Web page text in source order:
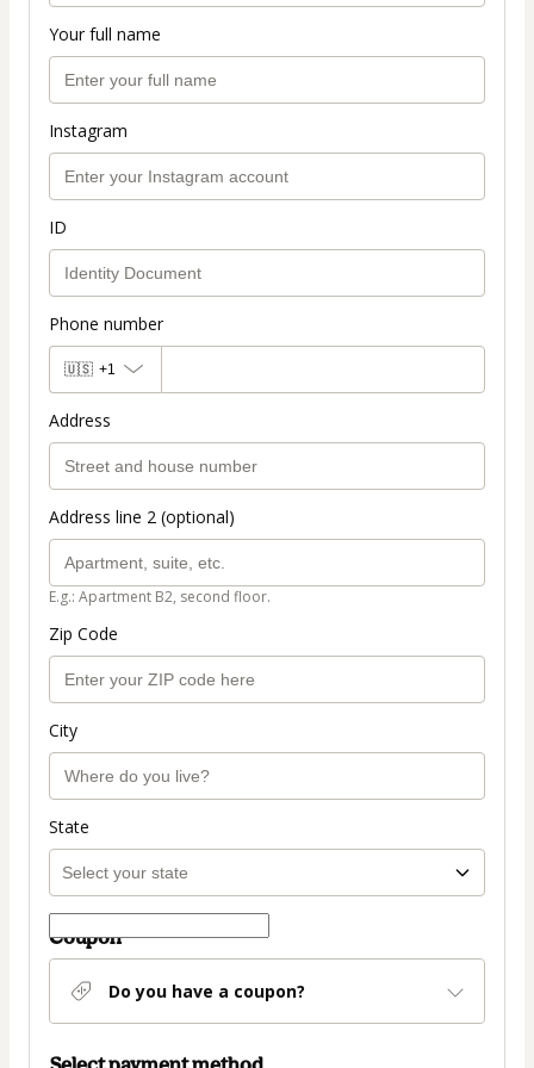
Your full name
Instagram
ID
Phone number
🇺🇸 +1
Address
Address line 2 (optional)
E.g.: Apartment B2, second floor.
Zip Code
City
State
Coupon
Do you have a coupon?